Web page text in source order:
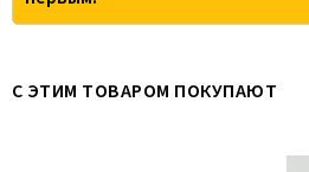
С ЭТИМ ТОВАРОМ ПОКУПАЮТ